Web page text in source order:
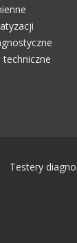
Testery